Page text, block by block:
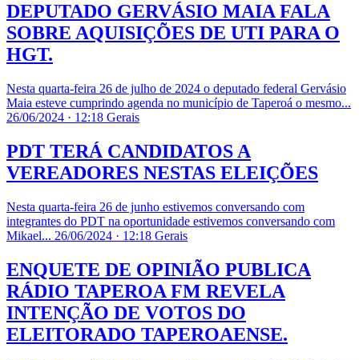
DEPUTADO GERVÁSIO MAIA FALA
SOBRE AQUISIÇÕES DE UTI PARA O
HGT.
Nesta quarta-feira 26 de julho de 2024 o deputado federal Gervásio
Maia esteve cumprindo agenda no município de Taperoá o mesmo...
26/06/2024 · 12:18 Gerais
PDT TERÁ CANDIDATOS A
VEREADORES NESTAS ELEIÇÕES
Nesta quarta-feira 26 de junho estivemos conversando com
integrantes do PDT na oportunidade estivemos conversando com
Mikael... 26/06/2024 · 12:18 Gerais
ENQUETE DE OPINIÃO PUBLICA
RÁDIO TAPEROA FM REVELA
INTENÇÃO DE VOTOS DO
ELEITORADO TAPEROAENSE.